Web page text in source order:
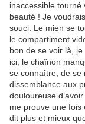
inaccessible tourné
beauté ! Je
souci. Le mien se
le compartiment
bon de se voir là,
ici, le chaînon
se connaître, de se
dissemblance aux
douloureuse
me prouve une fois
dit plus et mieux